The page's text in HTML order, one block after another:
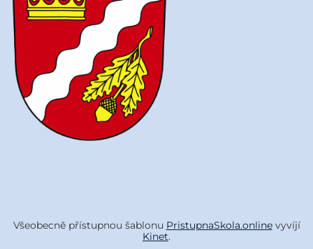
Všeobecně přístupnou šablonu PristupnaSkola.onlinevyvíjí
Kinet.